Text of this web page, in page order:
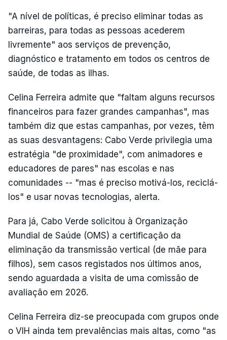
"A nível de políticas, é preciso eliminar todas as
barreiras, para todas as pessoas acederem
livremente" aos serviços de prevenção,
diagnóstico e tratamento em todos os centros de
saúde, de todas as ilhas.
Celina Ferreira admite que "faltam alguns recursos
financeiros para fazer grandes campanhas", mas
também diz que estas campanhas, por vezes, têm
as suas desvantagens: Cabo Verde privilegia uma
estratégia "de proximidade", com animadores e
educadores de pares" nas escolas e nas
comunidades -- "mas é preciso motivá-los, reciclá-
los" e usar novas tecnologias, alerta.
Para já, Cabo Verde solicitou à Organização
Mundial de Saúde (OMS) a certificação da
eliminação da transmissão vertical (de mãe para
filhos), sem casos registados nos últimos anos,
sendo aguardada a visita de uma comissão de
avaliação em 2026.
Celina Ferreira diz-se preocupada com grupos onde
o VIH ainda tem prevalências mais altas, como "as